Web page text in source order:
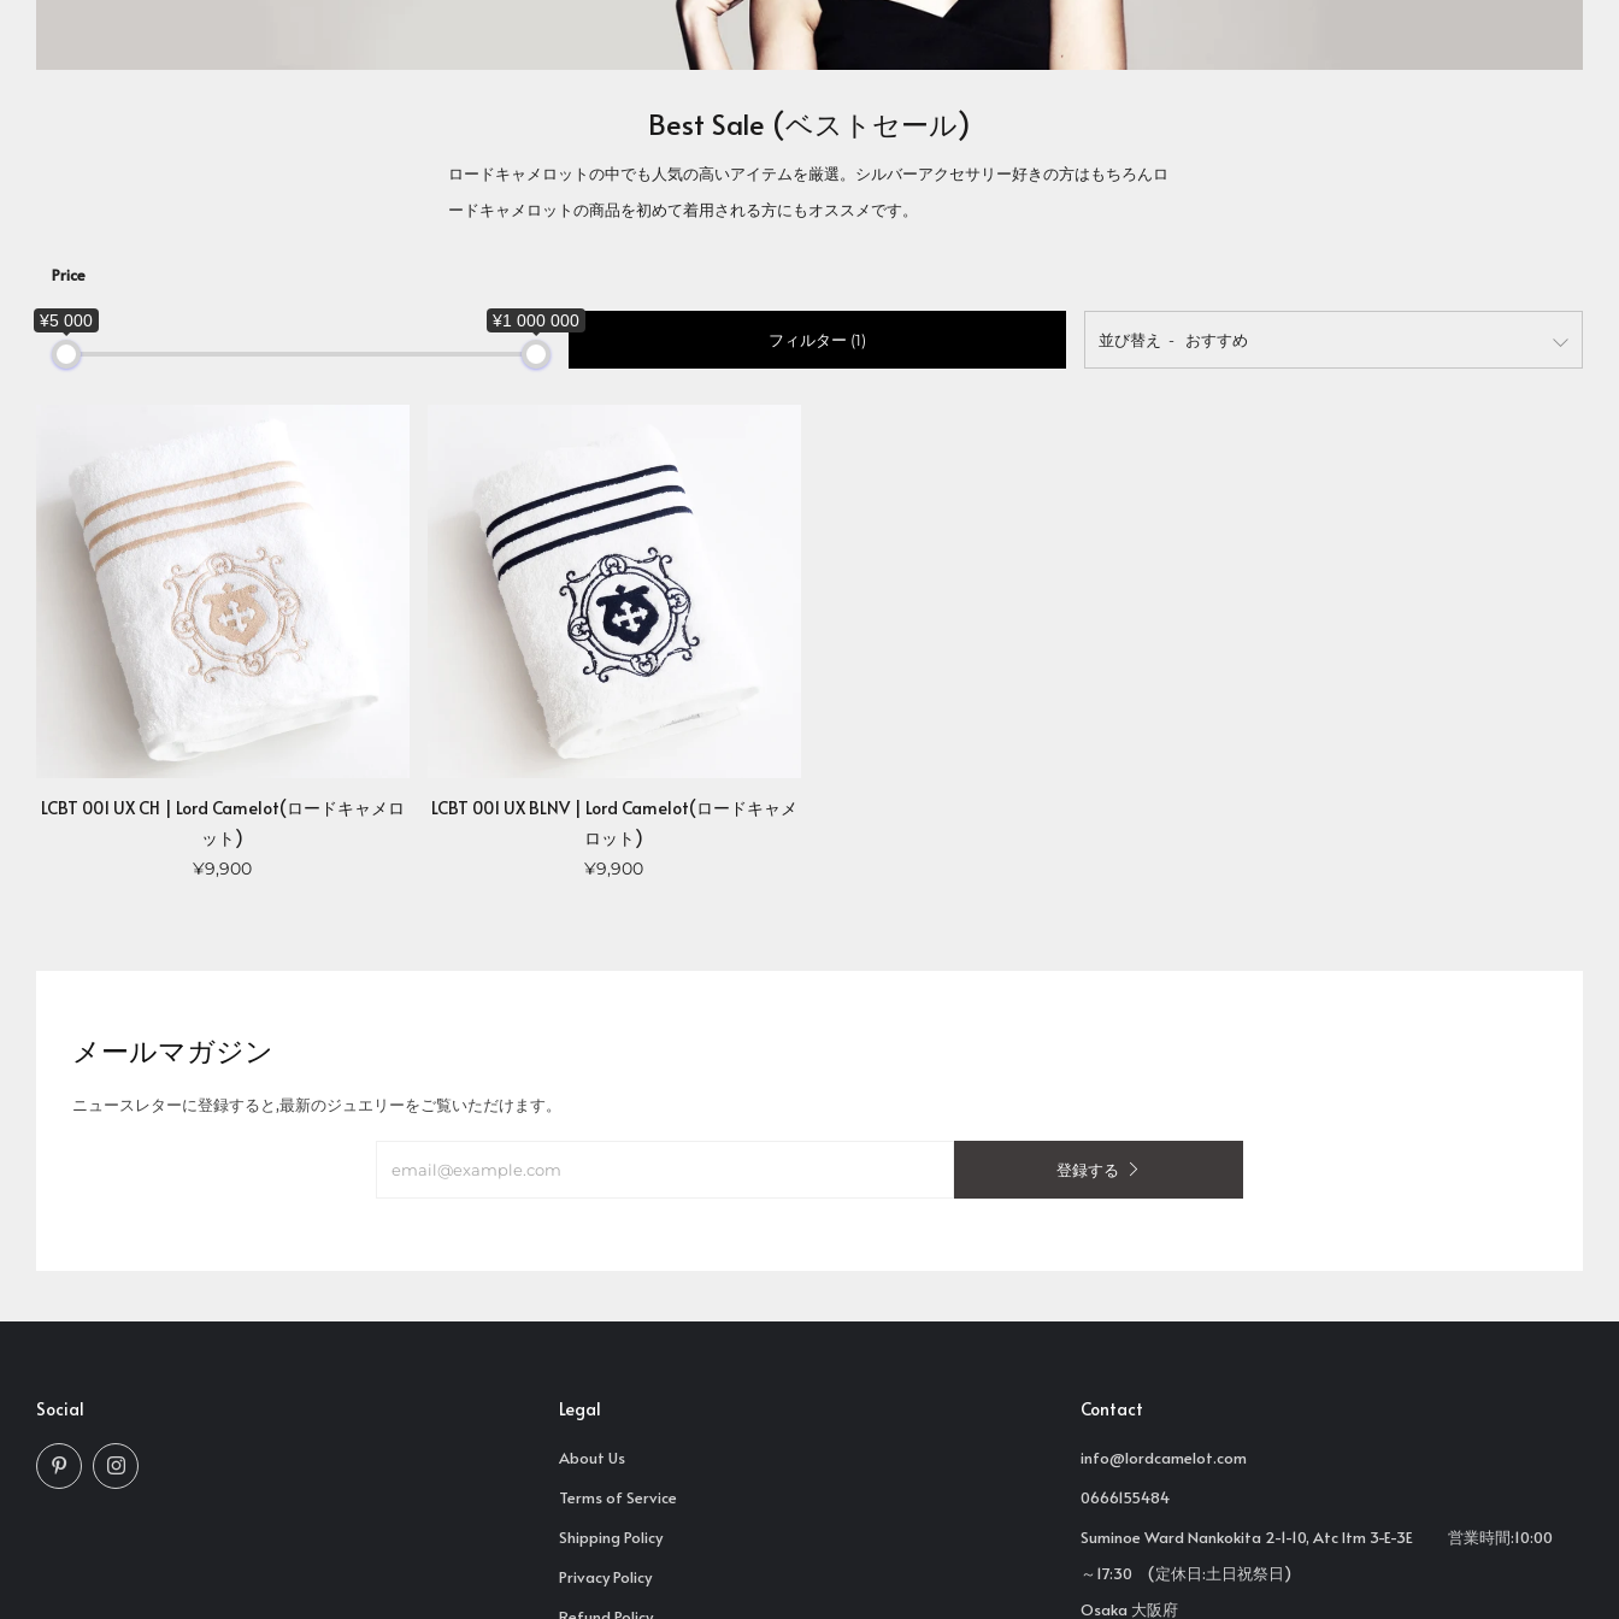
Best Sale (ベストセール)
ロードキャメロットの中でも人気の高いアイテムを厳選。シルバーアクセサリー好きの方はもちろんロ
ードキャメロットの商品を初めて着用される方にもオススメです。
Price
¥5 000
¥1 000 000
フィルター (1)
並び替え
LCBT 001 UX CH | Lord Camelot(ロードキャメロ
ット)
¥9,900
LCBT 001 UX BLNV | Lord Camelot(ロードキャメ
ロット)
¥9,900
メールマガジン
ニュースレターに登録すると,最新のジュエリーをご覧いただけます。
登録する
Social
PinterestInstagram
Legal
About Us
Terms of Service
Shipping Policy
Privacy Policy
Contact
info@lordcamelot.com
0666155484
Suminoe Ward Nankokita 2-1-10, Atc Itm 3-E-3E 営業時間:10:00
～17:30 (定休日:土日祝祭日)
Osaka 大阪府